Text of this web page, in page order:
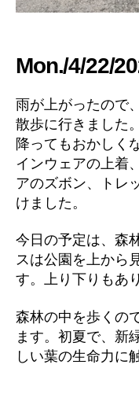
Mon./4/22/
雨が上がったので
散歩に行きました
降ってもおかしく
インウェアの上着
アのズボン、トレ
けました。
今日の予定は、森
スは公園を上から
す。上り下りもあ
森林の中を歩くの
ます。初夏で、新
しい葉の生命力に